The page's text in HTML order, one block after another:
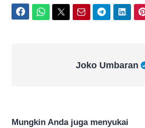
Joko Umbaran
Mungkin Anda juga menyukai